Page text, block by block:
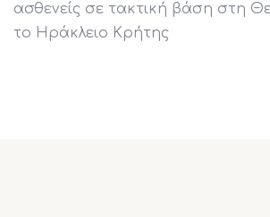
ασθενείς σε τακτική βάση στη
το Ηράκλειο Κρήτης